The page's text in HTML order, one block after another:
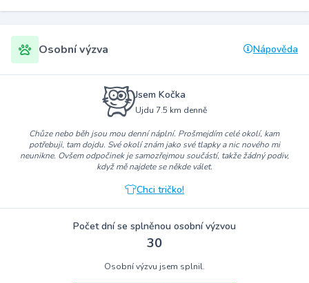
Osobní výzva Nápověda
Jsem Kočka
Ujdu 7.5 km denně
Chůze nebo běh jsou mou denní náplní. Prošmejdím celé okolí, kam
potřebuji, tam dojdu. Své okolí znám jako své tlapky a nic nového mi
neunikne. Ovšem odpočinek je samozřejmou součástí, takže žádný podiv,
když mě najdete se někde válet.
Chci tričko!
Počet dní se splněnou osobní výzvou
30
Osobní výzvu jsem splnil.